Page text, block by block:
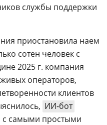
службы поддержки
приостановила наем
сотен человек с
2025 г. компания
операторов,
клиентов
ИИ-бот
с самыми простыми